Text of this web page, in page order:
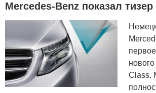
Mercedes-Benz показал
Class.